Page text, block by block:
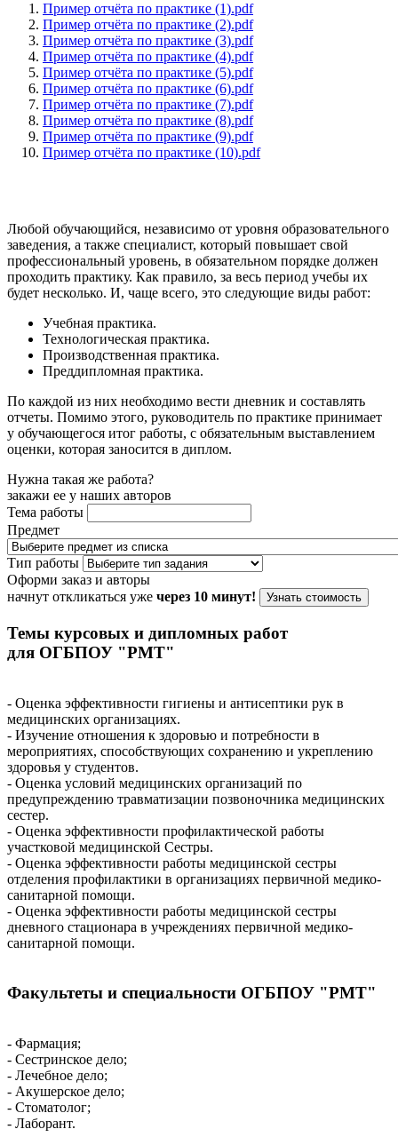
Пример отчёта по практике (1).pdf
Пример отчёта по практике (2).pdf
Пример отчёта по практике (3).pdf
Пример отчёта по практике (4).pdf
Пример отчёта по практике (5).pdf
Пример отчёта по практике (6).pdf
Пример отчёта по практике (7).pdf
Пример отчёта по практике (8).pdf
Пример отчёта по практике (9).pdf
Пример отчёта по практике (10).pdf
Любой обучающийся, независимо от уровня образовательного
заведения, а также специалист, который повышает свой
профессиональный уровень, в обязательном порядке должен
проходить практику. Как правило, за весь период учебы их
будет несколько. И, чаще всего, это следующие виды работ:
Учебная практика.
Технологическая практика.
Производственная практика.
Преддипломная практика.
По каждой из них необходимо вести дневник и составлять
отчеты. Помимо этого, руководитель по практике принимает
у обучающегося итог работы, с обязательным выставлением
оценки, которая заносится в диплом.
Нужна такая же работа?
закажи ее у наших авторов
Тема работы
Предмет
Тип работы
Оформи заказ и авторы
начнут откликаться уже через 10 минут! Узнать стоимость
Темы курсовых и дипломных работ
для ОГБПОУ "РМТ"
- Оценка эффективности гигиены и антисептики рук в
медицинских организациях.
- Изучение отношения к здоровью и потребности в
мероприятиях, способствующих сохранению и укреплению
здоровья у студентов.
- Оценка условий медицинских организаций по
предупреждению травматизации позвоночника медицинских
сестер.
- Оценка эффективности профилактической работы
участковой медицинской Сестры.
- Оценка эффективности работы медицинской сестры
отделения профилактики в организациях первичной медико-
санитарной помощи.
- Оценка эффективности работы медицинской сестры
дневного стационара в учреждениях первичной медико-
санитарной помощи.
Факультеты и специальности ОГБПОУ "РМТ"
- Фармация;
- Сестринское дело;
- Лечебное дело;
- Акушерское дело;
- Стоматолог;
- Лаборант.